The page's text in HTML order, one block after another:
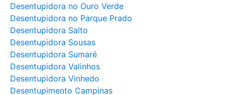
Desentupidora no Ouro Verde
Desentupidora no Parque Prado
Desentupidora Salto
Desentupidora Sousas
Desentupidora Sumaré
Desentupidora Valinhos
Desentupidora Vinhedo
Desentupimento Campinas